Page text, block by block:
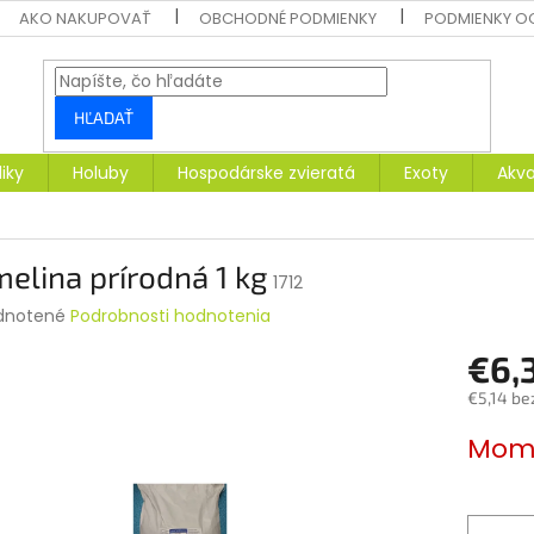
AKO NAKUPOVAŤ OBCHODNÉ PODMIENKY PODMIENKY
HĽADAŤ
Holuby Hospodárske zvieratá Exoty
prírodná 1 kg 1712
Podrobnosti hodnotenia
€5,14
cena: